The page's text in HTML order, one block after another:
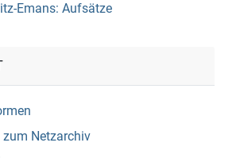
Emans: Aufsätze
Netzarchiv